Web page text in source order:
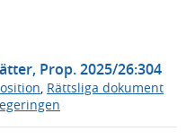
Prop. 2025/26:304
, Rättsliga dokument